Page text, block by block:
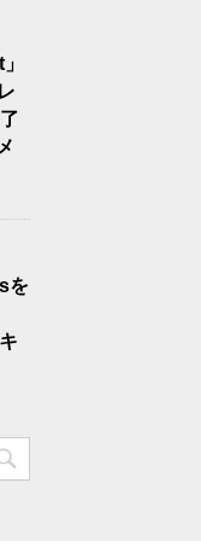
を